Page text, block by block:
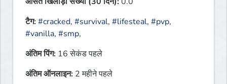
टैग:#cracked, #survival, #lifesteal, #pvp,
#vanilla, #smp,
अंतिम पिंग: 16 सेकंड पहले
अंतिम ऑनलाइन: 2 महीने पहले